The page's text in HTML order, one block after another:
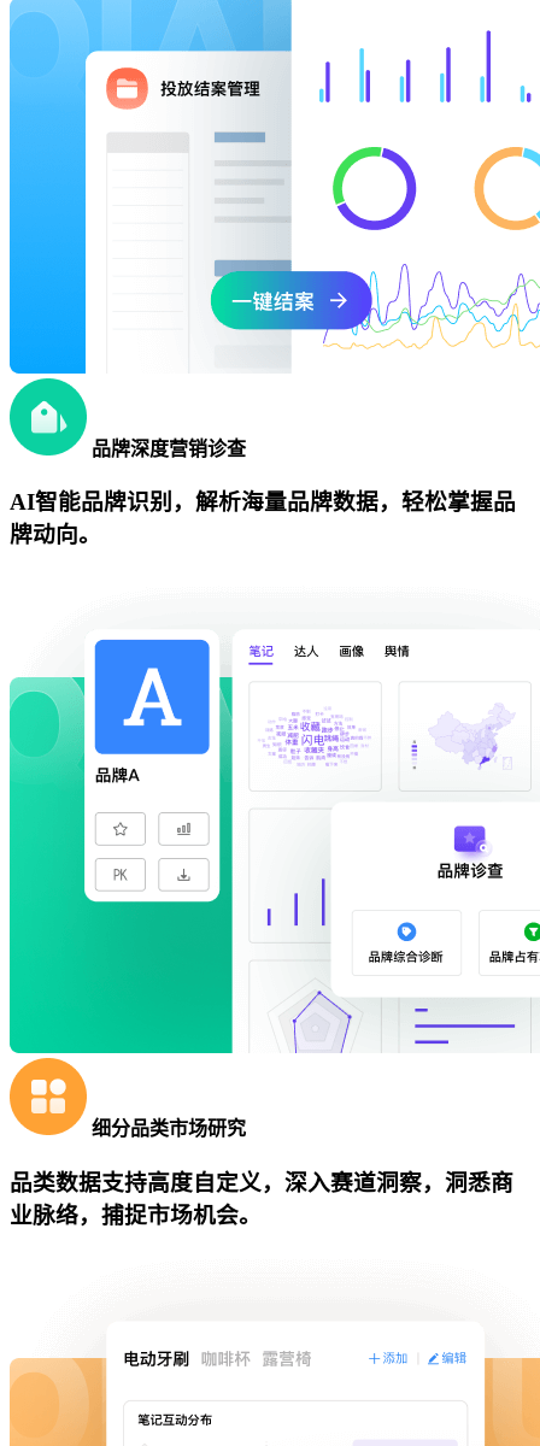
品牌深度营销诊查
AI智能品牌识别，解析海量品牌数据，轻松掌握品
牌动向。
细分品类市场研究
品类数据支持高度自定义，深入赛道洞察，洞悉商
业脉络，捕捉市场机会。